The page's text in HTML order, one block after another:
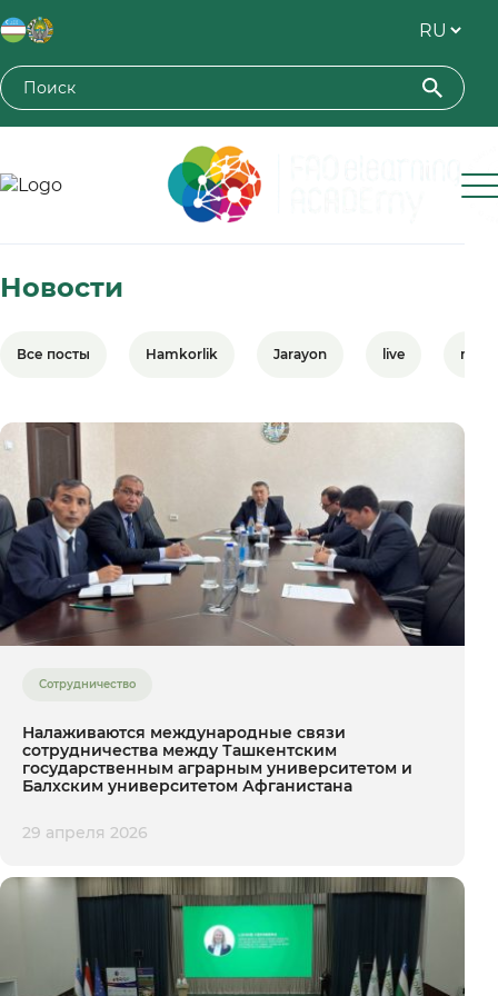
Toshkent davlat agrar universiteti
Новости
Все посты Hamkorlik Jarayon live
Сотрудничество
Налаживаются международные связи
сотрудничества между Ташкентским
государственным аграрным университетом и
Балхским университетом Афганистана
29 апреля 2026